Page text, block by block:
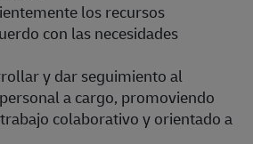
los recursos
con las necesidades
y dar seguimiento al
a cargo, promoviendo
colaborativo y orientado a